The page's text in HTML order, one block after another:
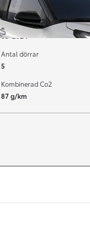
Registrerad
03-2024
Antal dörrar
5
Kombinerad Co2
87 g/km